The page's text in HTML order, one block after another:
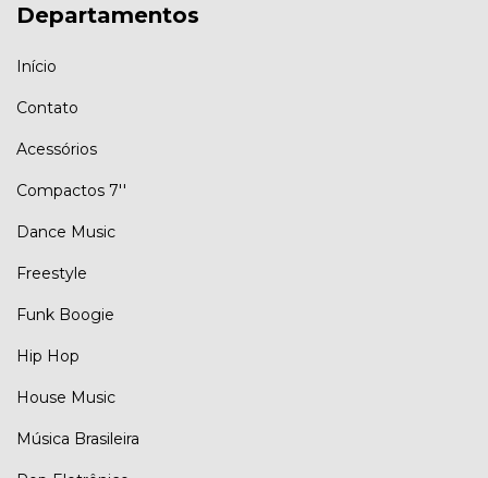
Departamentos
Início
Contato
Acessórios
Compactos 7''
Dance Music
Freestyle
Funk Boogie
Hip Hop
House Music
Música Brasileira